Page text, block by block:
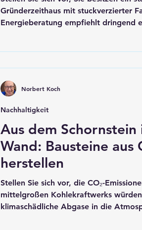
Gründerzeithaus mit stuckverzierter
Energieberatung empfiehlt dringend
Jeder Zentimeter Dämmung kostet
Wohnraum, verändert die
erfordert aufwendige Umbauten an
Aus dem Schornstein
Wand: Bausteine aus
herstellen
Stellen Sie sich vor, die CO₂-
mittelgroßen Kohlekraftwerks
klimaschädliche Abgase in die
Nachhaltigkeit
Norbert Koch